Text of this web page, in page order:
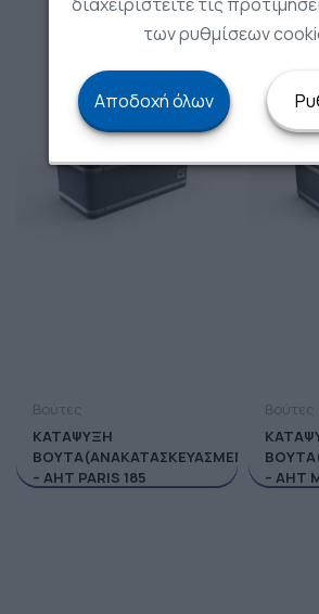
των ρυθμίσεων
Αποδοχή όλων
Βούτες
ΚΑΤΑΨΥΞΗ
ΒΟΥΤΑ(ΑΝΑΚΑΤΑΣΚΕΥΑΣΜΕΝΗ)
– ΑΗΤ PARIS 185
Βούτες
– ΑΗΤ